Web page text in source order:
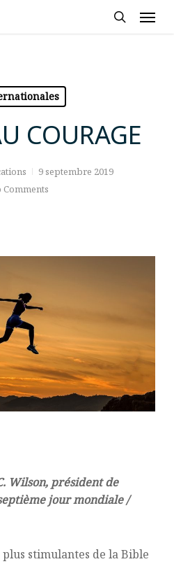
COURAGE
9 septembre 2019
Comments
Wilson, président de
jour mondiale /
plus stimulantes de la Bible